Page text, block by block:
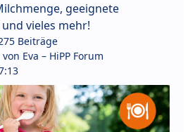
geeignete
vieles mehr!
Beiträge
Eva – HiPP Forum